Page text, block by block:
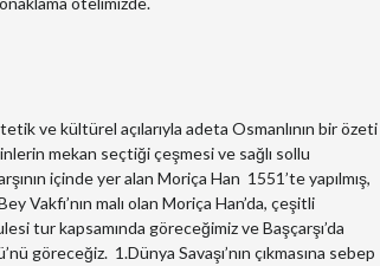
ve kültürel açılarıyla adeta Osmanlının bir özeti
mekan seçtiği çeşmesi ve sağlı sollu
içinde yer alan Moriça Han 1551’te yapılmış,
Vakfı’nın malı olan Moriça Han’da, çeşitli
tur kapsamında göreceğimiz ve Başçarşı’da
göreceğiz. 1.Dünya Savaşı’nın çıkmasına sebep